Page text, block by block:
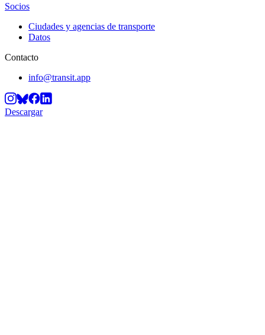
Socios
Ciudades y agencias de transporte
Datos
Contacto
info@transit.app
Descargar